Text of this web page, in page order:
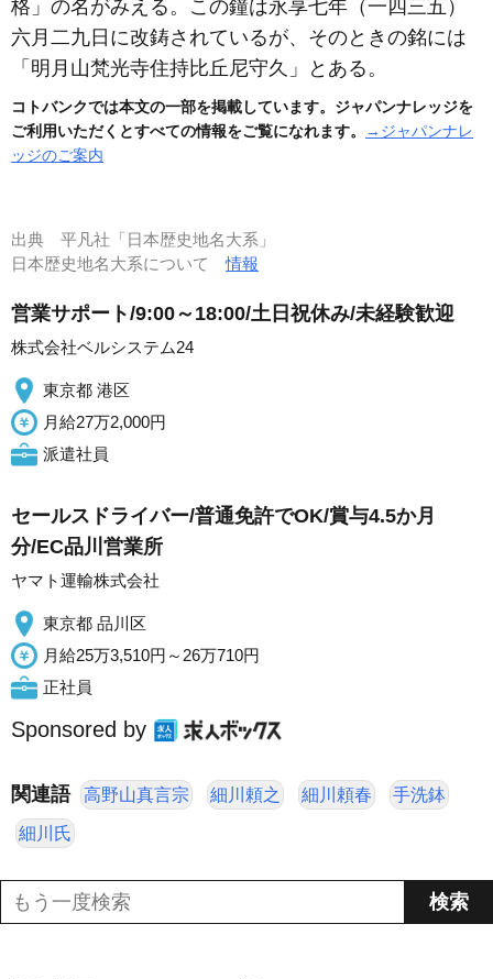
格」の名がみえる。この鐘は永享七年 （一四三五）
六月二九日に改鋳されているが、そのときの銘には
「明月山梵光寺住持比丘尼守久」とある。
コトバンクでは本文の一部を掲載しています。ジャパンナレッジを
ご利用いただくとすべての情報をご覧になれます。
→ジャパンナレ
ッジのご案内
出典 平凡社「日本歴史地名大系」
日本歴史地名大系について情報
営業サポート/9:00～18:00/土日祝休み/未経験歓迎
株式会社ベルシステム24
東京都 港区
月給27万2,000円
派遣社員
セールスドライバー/普通免許でOK/賞与4.5か月
分/EC品川営業所
ヤマト運輸株式会社
東京都 品川区
月給25万3,510円～26万710円
正社員
Sponsored by
関連語 高野山真言宗 細川頼之 細川頼春 手洗鉢
細川氏